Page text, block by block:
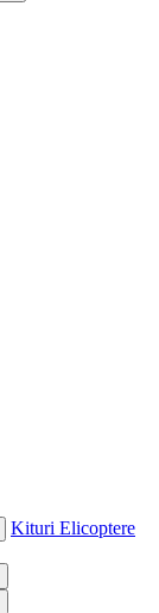
Kituri Elicoptere